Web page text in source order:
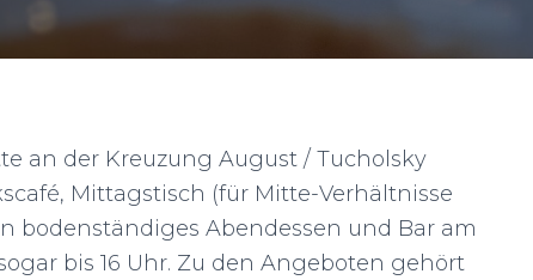
an der Kreuzung August / Tucholsky
Mittagstisch (für Mitte-Verhältnisse
bodenständiges Abendessen und Bar am
bis 16 Uhr. Zu den Angeboten gehört